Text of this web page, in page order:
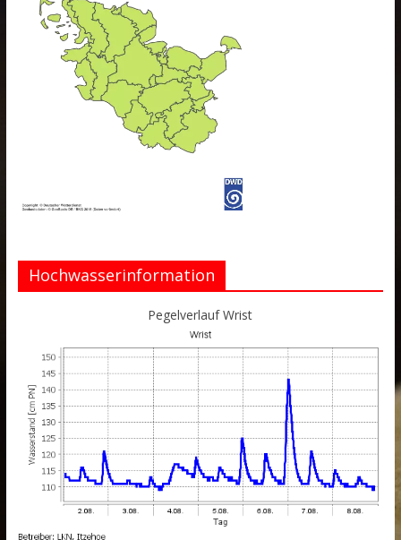
Hochwasserinformation
Pegelverlauf Wrist